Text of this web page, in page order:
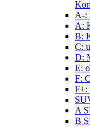
A-:
A:
B:
C:
D:
E:
F:
F+:
A
B